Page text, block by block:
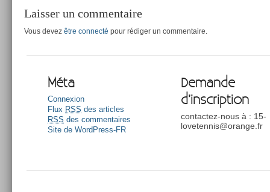
Laisser un commentaire
Vous devez être connecté pour rédiger un commentaire.
Méta
Connexion
Flux RSS des articles
RSS des commentaires
Site de WordPress-FR
Demande
d’inscription
contactez-nous à : 15-
lovetennis@orange.fr